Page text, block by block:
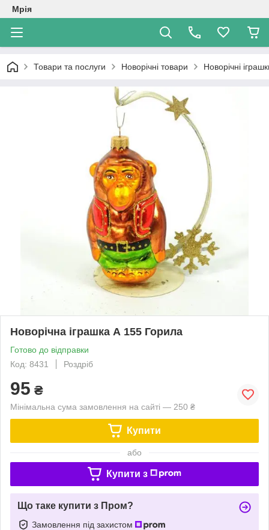
Мрія
Товари та послуги Новорічні товари Новорічні
Новорічна іграшка А 155 Горила
Готово до відправки
Код: 8431
Роздріб
95 ₴
Мінімальна сума замовлення на сайті — 250 ₴
Купити
або
Купити з
Що таке купити з Пром?
Замовлення під захистом